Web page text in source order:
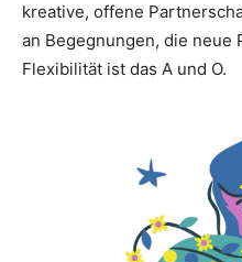
kreative, offene
an Begegnungen, die neue
Flexibilität ist das A und O.